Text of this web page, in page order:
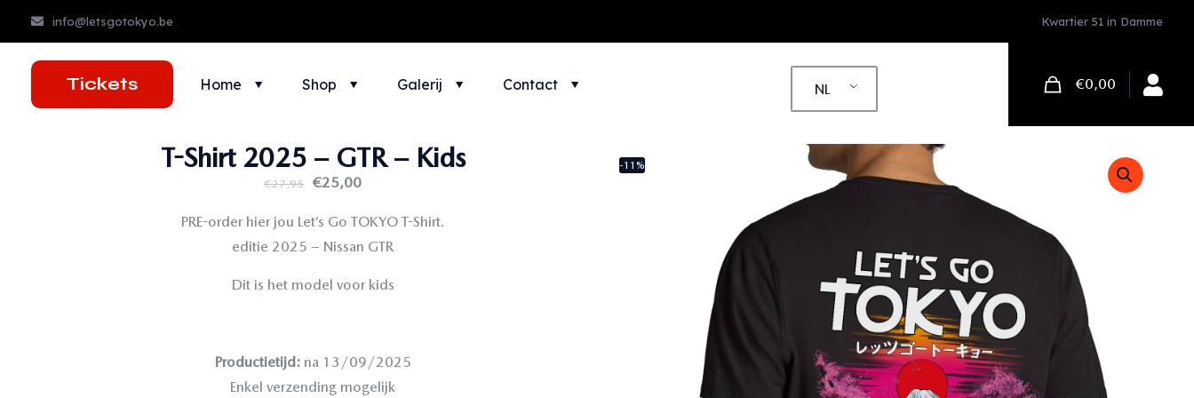
info@letsgotokyo.be Kwartier 51 in Damme
Tickets Home Shop Galerij Contact NL €0,00
T-Shirt 2025 – GTR – Kids
€27,95 €25,00
PRE-order hier jou Let’s Go TOKYO T-Shirt.
editie 2025 – Nissan GTR
Dit is het model voor kids
Productietijd: na 13/09/2025
Enkel verzending mogelijk
-11%